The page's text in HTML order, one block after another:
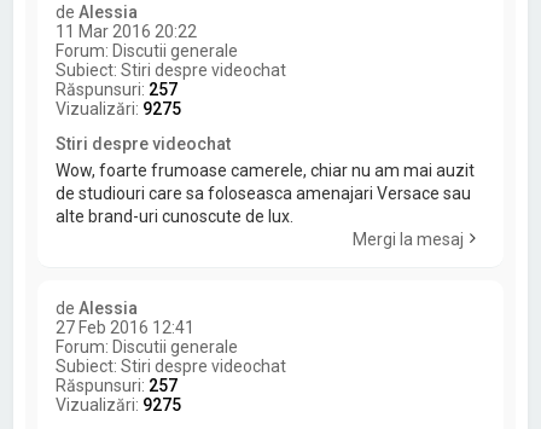
deAlessia
11 Mar 2016 20:22
Forum: Discutii generale
Subiect:Stiri despre videochat
Răspunsuri: 257
Vizualizări: 9275
Stiri despre videochat
Wow, foarte frumoase camerele, chiar nu am mai auzit
de studiouri care sa foloseasca amenajari Versace sau
alte brand-uri cunoscute de lux.
Mergi la mesaj
deAlessia
27 Feb 2016 12:41
Forum: Discutii generale
Subiect:Stiri despre videochat
Răspunsuri: 257
Vizualizări: 9275